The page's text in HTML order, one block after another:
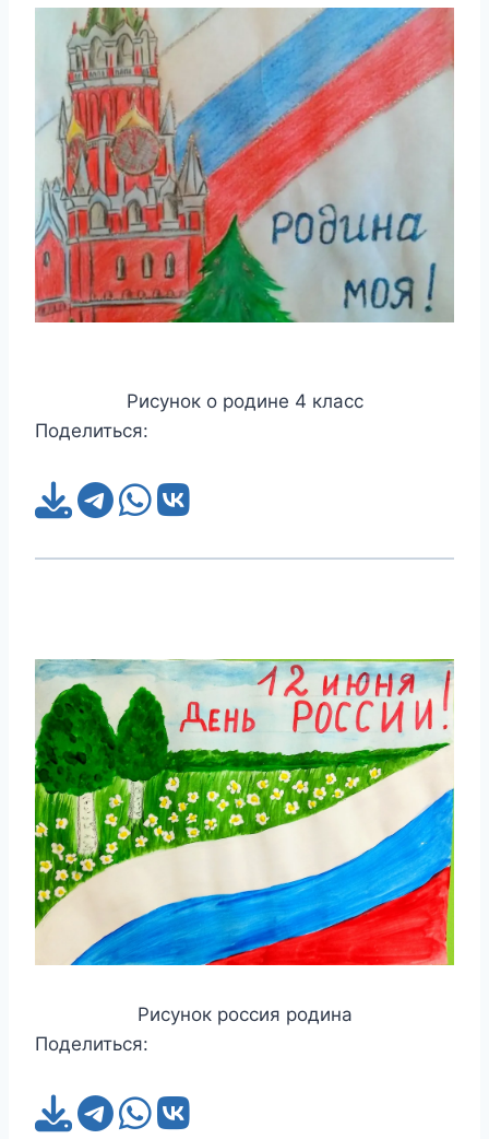
Рисунок о родине 4 класс
Поделиться:
Рисунок россия родина
Поделиться: